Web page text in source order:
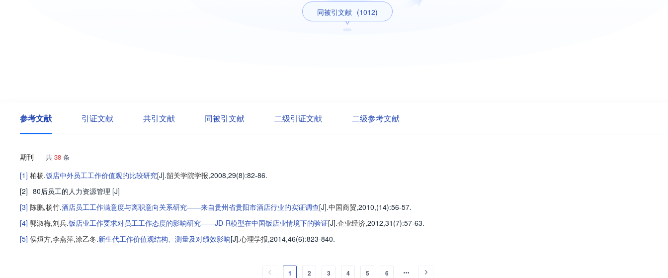
同被引文献 (1012)
参考文献 引证文献 共引文献 同被引文献 二级引证文献 二级参考文献
期刊 共 38 条
[1] 柏杨.饭店中外员工工作价值观的比较研究[J].韶关学院学报,2008,29(8):82-86.
[2] 80后员工的人力资源管理 [J]
[3] 陈鹏,杨竹.酒店员工工作满意度与离职意向关系研究——来自贵州省贵阳市酒店行业的实证调查[J].中国商贸,2010,(14):56-57.
[4] 郭淑梅,刘兵.饭店业工作要求对员工工作态度的影响研究——JD-R模型在中国饭店业情境下的验证[J].企业经济,2012,31(7):57-63.
[5] 侯烜方,李燕萍,涂乙冬.新生代工作价值观结构、测量及对绩效影响[J].心理学报,2014,46(6):823-840.
1 2 3 4 5 6